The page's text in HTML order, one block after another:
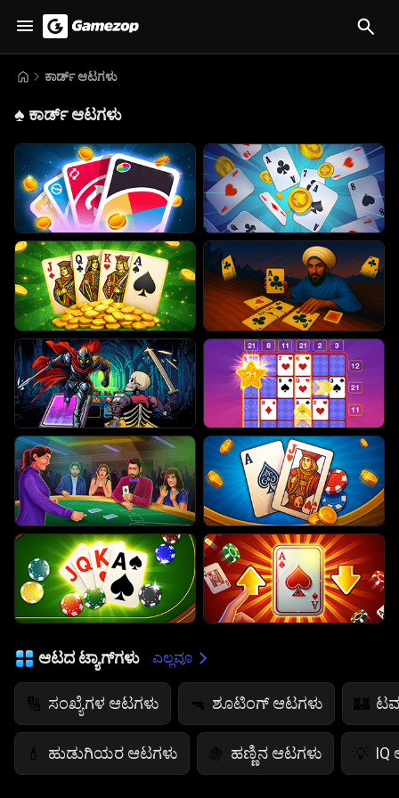
ಕಾರ್ಡ್ ಆಟಗಳು
♠️ ಕಾರ್ಡ್ ಆಟಗಳು
ಆಟದ ಟ್ಯಾಗ್‌ಗಳು ಎಲ್ಲವೂ
🔢 ಸಂಖ್ಯೆಗಳ ಆಟಗಳು 🔫 ಶೂಟಿಂಗ್ ಆಟಗಳು 🏰
💄 ಹುಡುಗಿಯರ ಆಟಗಳು 🍇 ಹಣ್ಣಿನ ಆಟಗಳು 💡 IQ